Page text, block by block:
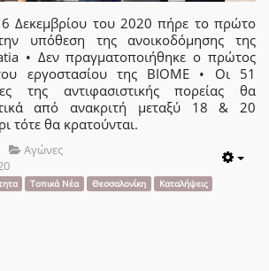
Δεκεμβρίου του 2020 πήρε το πρώτο
υπόθεση της ανοικοδόμησης της
• Δεν πραγματοποιήθηκε ο πρώτος
εργοστασίου της ΒΙΟΜΕ • Οι 51
της αντιφασιστικής πορείας θα
από ανακριτή μεταξύ 18 & 20
τότε θα κρατούνται.
Αγώνες
Τοπικά Νέα Θεσσαλονίκη
Καταλήψεις